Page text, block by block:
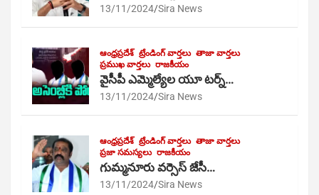
13/11/2024 Sira News
ఆంధ్రప్రదేశ్ ట్రేండింగ్ వార్తలు తాజా వార్తలు
ప్రముఖ వార్తలు రాజకీయం
వైసీపీ ఎమ్మెల్యేల యూ టర్న్…
13/11/2024 Sira News
ఆంధ్రప్రదేశ్ ట్రేండింగ్ వార్తలు తాజా వార్తలు
ప్రజా సమస్యలు రాజకీయం
గుమ్మనూరు వర్సెస్ జేసీ…
13/11/2024 Sira News